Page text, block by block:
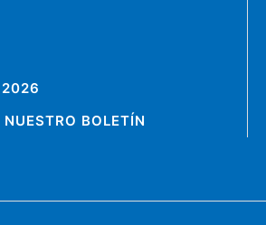
2026
BOLETÍN